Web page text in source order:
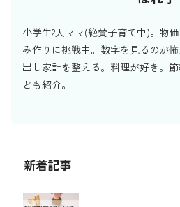
小学生2人ママ(絶賛子育て中)。物
み作りに挑戦中。数字を見るのが
出し家計を整える。料理が好き。
ども紹介。
新着記事